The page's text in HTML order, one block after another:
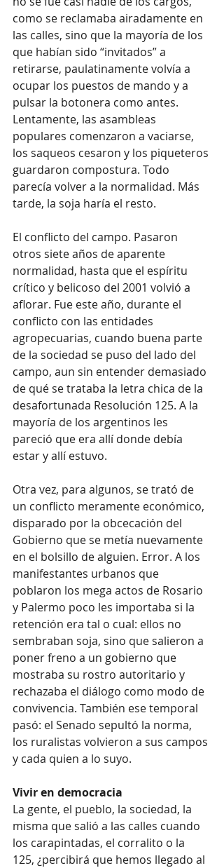
como se reclamaba airadamente en
las calles, sino que la mayoría de los
que habían sido “invitados” a
retirarse, paulatinamente volvía a
ocupar los puestos de mando y a
pulsar la botonera como antes.
Lentamente, las asambleas
populares comenzaron a vaciarse,
los saqueos cesaron y los piqueteros
guardaron compostura. Todo
parecía volver a la normalidad. Más
tarde, la soja haría el resto.
El conflicto del campo. Pasaron
otros siete años de aparente
normalidad, hasta que el espíritu
crítico y belicoso del 2001 volvió a
aflorar. Fue este año, durante el
conflicto con las entidades
agropecuarias, cuando buena parte
de la sociedad se puso del lado del
campo, aun sin entender demasiado
de qué se trataba la letra chica de la
desafortunada Resolución 125. A la
mayoría de los argentinos les
pareció que era allí donde debía
estar y allí estuvo.
Otra vez, para algunos, se trató de
un conflicto meramente económico,
disparado por la obcecación del
Gobierno que se metía nuevamente
en el bolsillo de alguien. Error. A los
manifestantes urbanos que
poblaron los mega actos de Rosario
y Palermo poco les importaba si la
retención era tal o cual: ellos no
sembraban soja, sino que salieron a
poner freno a un gobierno que
mostraba su rostro autoritario y
rechazaba el diálogo como modo de
convivencia. También ese temporal
pasó: el Senado sepultó la norma,
los ruralistas volvieron a sus campos
y cada quien a lo suyo.
Vivir en democracia
La gente, el pueblo, la sociedad, la
misma que salió a las calles cuando
los carapintadas, el corralito o la
125, ¿percibirá que hemos llegado al